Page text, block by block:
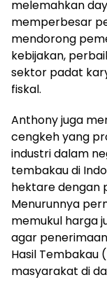
melemahkan
memperbesar
mendorong
kebijakan,
sektor padat
fiskal.
Anthony juga
cengkeh yang
industri dalam
tembakau di
hektare dengan
Menurunnya
memukul harga
agar
Hasil Tembakau
masyarakat di